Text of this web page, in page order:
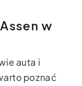
w
auta i
poznać